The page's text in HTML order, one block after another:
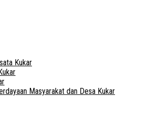
Kukar
Masyarakat dan Desa Kukar